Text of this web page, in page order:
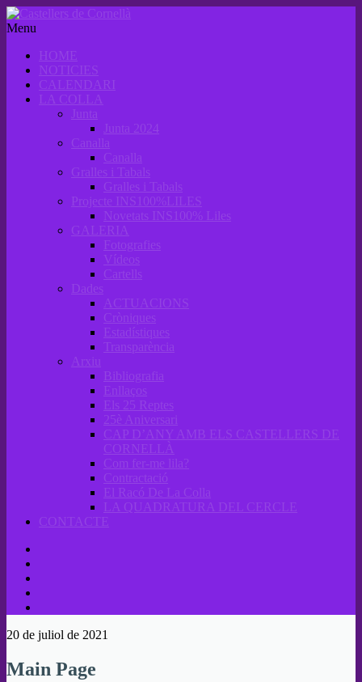
Menu
HOME
NOTICIES
CALENDARI
LA COLLA
Junta
Junta 2024
Canalla
Canalla
Gralles i Tabals
Gralles i Tabals
Projecte INS100%LILES
Novetats INS100% Liles
GALERIA
Fotografies
Vídeos
Cartells
Dades
ACTUACIONS
Cròniques
Estadístiques
Transparència
Arxiu
Bibliografia
Enllaços
Els 25 Reptes
25è Aniversari
CAP D’ANY AMB ELS CASTELLERS DE
CORNELLÀ
Com fer-me lila?
Contractació
El Racó De La Colla
LA QUADRATURA DEL CERCLE
CONTACTE
20 de juliol de 2021
Main Page